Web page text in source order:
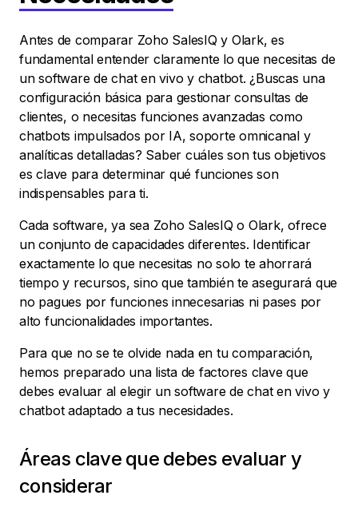
Antes de comparar Zoho SalesIQ y Olark, es
fundamental entender claramente lo que necesitas de
un software de chat en vivo y chatbot. ¿Buscas una
configuración básica para gestionar consultas de
clientes, o necesitas funciones avanzadas como
chatbots impulsados por IA, soporte omnicanal y
analíticas detalladas? Saber cuáles son tus objetivos
es clave para determinar qué funciones son
indispensables para ti.
Cada software, ya sea Zoho SalesIQ o Olark, ofrece
un conjunto de capacidades diferentes. Identificar
exactamente lo que necesitas no solo te ahorrará
tiempo y recursos, sino que también te asegurará que
no pagues por funciones innecesarias ni pases por
alto funcionalidades importantes.
Para que no se te olvide nada en tu comparación,
hemos preparado una lista de factores clave que
debes evaluar al elegir un software de chat en vivo y
chatbot adaptado a tus necesidades.
Áreas clave que debes evaluar y
considerar